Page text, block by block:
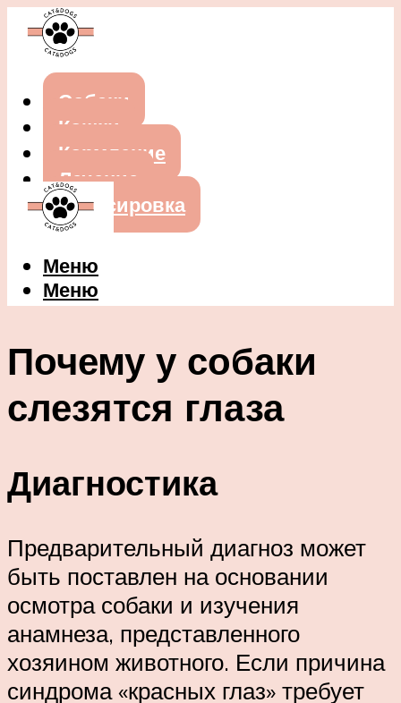
Собаки
Кошки
Кормление
Лечение
Дрессировка
Меню
Меню
Почему у собаки
слезятся глаза
Диагностика
Предварительный диагноз может
быть поставлен на основании
осмотра собаки и изучения
анамнеза, представленного
хозяином животного. Если причина
синдрома «красных глаз» требует